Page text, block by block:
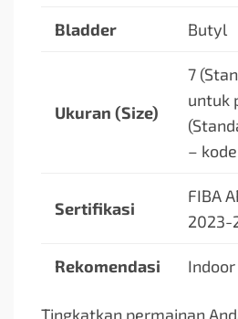
Bladder Butyl
Ukuran (Size)
7
untuk
–
Sertifikasi
FIBA
2023-
Rekomendasi
Tingkatkan permainan